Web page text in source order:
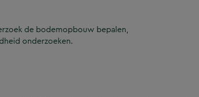
de bodemopbouw bepalen,
onderzoeken.